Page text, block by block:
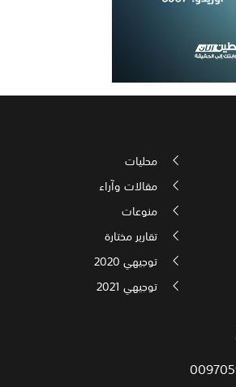
محليات
مقالات وآراء
منوعات
تقارير مختارة
توجيهي 2020
توجيهي 2021